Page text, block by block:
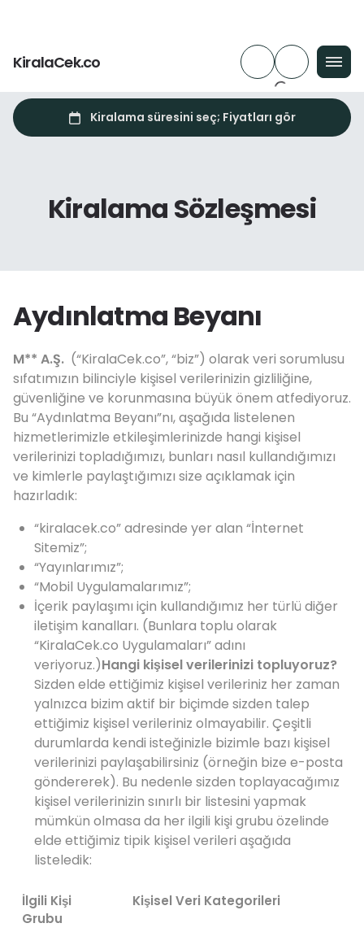
KiralaCek.co
Kiralama Sözleşmesi
Aydınlatma Beyanı
M** A.Ş. (“KiralaCek.co”, “biz”) olarak veri sorumlusu
sıfatımızın bilinciyle kişisel verilerinizin gizliliğine,
güvenliğine ve korunmasına büyük önem atfediyoruz.
Bu “Aydınlatma Beyanı”nı, aşağıda listelenen
hizmetlerimizle etkileşimlerinizde hangi kişisel
verilerinizi topladığımızı, bunları nasıl kullandığımızı
ve kimlerle paylaştığımızı size açıklamak için
hazırladık:
“kiralacek.co” adresinde yer alan “İnternet
Sitemiz”;
“Yayınlarımız”;
“Mobil Uygulamalarımız”;
İçerik paylaşımı için kullandığımız her türlü diğer
iletişim kanalları. (Bunlara toplu olarak
“KiralaCek.co Uygulamaları” adını
veriyoruz.)Hangi kişisel verilerinizi topluyoruz?
Sizden elde ettiğimiz kişisel verileriniz her zaman
yalnızca bizim aktif bir biçimde sizden talep
ettiğimiz kişisel verileriniz olmayabilir. Çeşitli
durumlarda kendi isteğinizle bizimle bazı kişisel
verilerinizi paylaşabilirsiniz (örneğin bize e-posta
göndererek). Bu nedenle sizden toplayacağımız
kişisel verilerinizin sınırlı bir listesini yapmak
mümkün olmasa da her ilgili kişi grubu özelinde
elde ettiğimiz tipik kişisel verileri aşağıda
listeledik:
İlgili Kişi
Grubu
Kişisel Veri Kategorileri